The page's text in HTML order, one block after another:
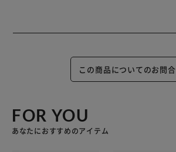
この商品についてのお問
FOR YOU
あなたにおすすめのアイテム